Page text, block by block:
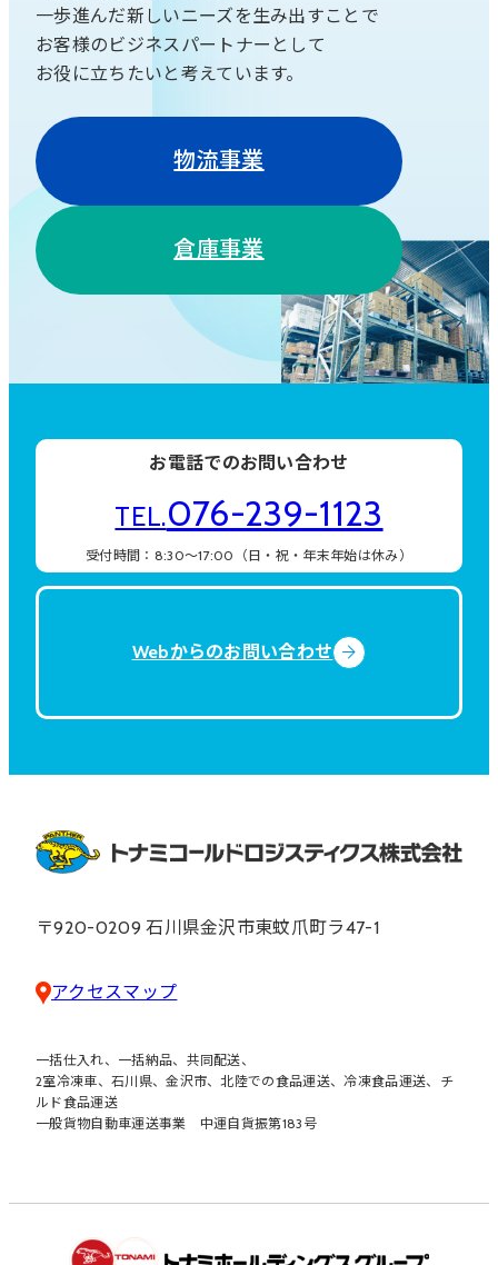
一歩進んだ新しいニーズを生み出すことで
お客様のビジネスパートナーとして
お役に立ちたいと考えています。
物流事業
倉庫事業
お電話でのお問い合わせ
TEL.076-239-1123
受付時間：8:30〜17:00（日・祝・年末年始は休み）
Webからのお問い合わせ
〒920-0209 石川県金沢市東蚊爪町ラ47-1
アクセスマップ
一括仕入れ、一括納品、共同配送、
2室冷凍車、石川県、金沢市、北陸での食品運送、冷凍食品運送、チ
ルド食品運送
一般貨物自動車運送事業 中運自貨振第183号